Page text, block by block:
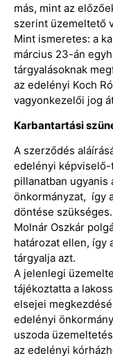
más, mint az
szerint üzemeltető
Mint ismeretes: a
március 23-án
tárgyalásoknak
az edelényi Koch
vagyonkezelői jog
Karbantartási
A szerződés
edelényi
pillanatban ugyanis
önkormányzat, így
döntése
Molnár Oszkár
határozat ellen, így
tárgyalja azt.
A jelenlegi
tájékoztatta a
elsejei
edelényi
uszoda
az edelényi